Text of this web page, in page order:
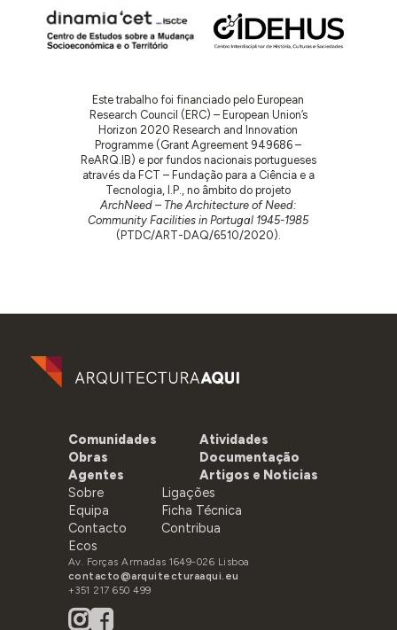
Este trabalho foi financiado pelo European
Research Council (ERC) – European Union’s
Horizon 2020 Research and Innovation
Programme (Grant Agreement 949686 –
ReARQ.IB) e por fundos nacionais portugueses
através da FCT – Fundação para a Ciência e a
Tecnologia, I.P., no âmbito do projeto
ArchNeed – The Architecture of Need:
Community Facilities in Portugal 1945-1985
(PTDC/ART-DAQ/6510/2020).
Comunidades
Obras
Agentes
Atividades
Documentação
Artigos e Noticias
Sobre
Equipa
Contacto
Ecos
Ligações
Ficha Técnica
Contribua
Av. Forças Armadas 1649-026 Lisboa
contacto@arquitecturaaqui.eu
+351 217 650 499